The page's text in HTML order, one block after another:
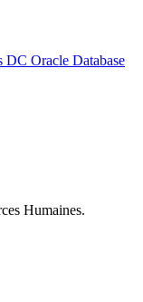
DC Oracle Database
Humaines.